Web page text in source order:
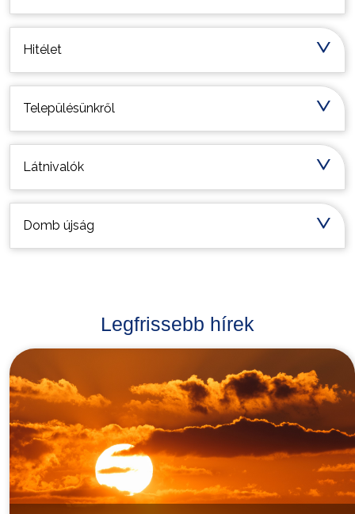
Hitélet
Településünkről
Látnivalók
Domb újság
Legfrissebb hírek